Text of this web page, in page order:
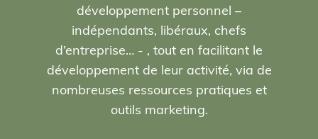
développement personnel –
indépendants, libéraux, chefs
d’entreprise… - , tout en facilitant le
développement de leur activité, via de
nombreuses ressources pratiques et
outils marketing.